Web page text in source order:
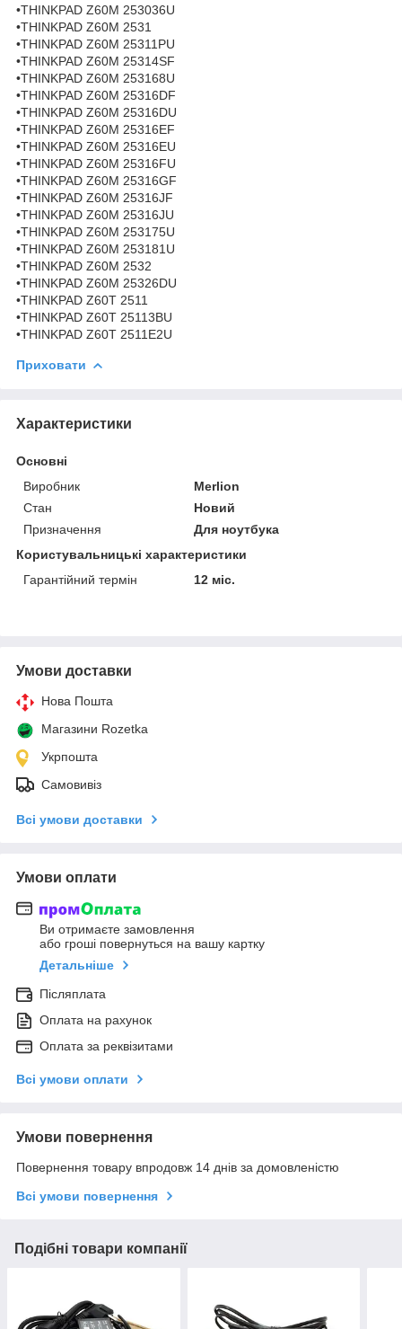
•THINKPAD Z60M 253036U
•THINKPAD Z60M 2531
•THINKPAD Z60M 25311PU
•THINKPAD Z60M 25314SF
•THINKPAD Z60M 253168U
•THINKPAD Z60M 25316DF
•THINKPAD Z60M 25316DU
•THINKPAD Z60M 25316EF
•THINKPAD Z60M 25316EU
•THINKPAD Z60M 25316FU
•THINKPAD Z60M 25316GF
•THINKPAD Z60M 25316JF
•THINKPAD Z60M 25316JU
•THINKPAD Z60M 253175U
•THINKPAD Z60M 253181U
•THINKPAD Z60M 2532
•THINKPAD Z60M 25326DU
•THINKPAD Z60T 2511
•THINKPAD Z60T 25113BU
•THINKPAD Z60T 2511E2U
Приховати
Характеристики
Основні
Виробник
Merlion
Стан
Новий
Призначення
Для ноутбука
Користувальницькі характеристики
Гарантійний термін
12 міс.
Умови доставки
Нова Пошта
Магазини Rozetka
Укрпошта
Самовивіз
Всі умови доставки
Умови оплати
Ви отримаєте замовлення
або гроші повернуться на вашу картку
Детальніше
Післяплата
Оплата на рахунок
Оплата за реквізитами
Всі умови оплати
Умови повернення
Повернення товару впродовж 14 днів за домовленістю
Всі умови повернення
Подібні товари компанії